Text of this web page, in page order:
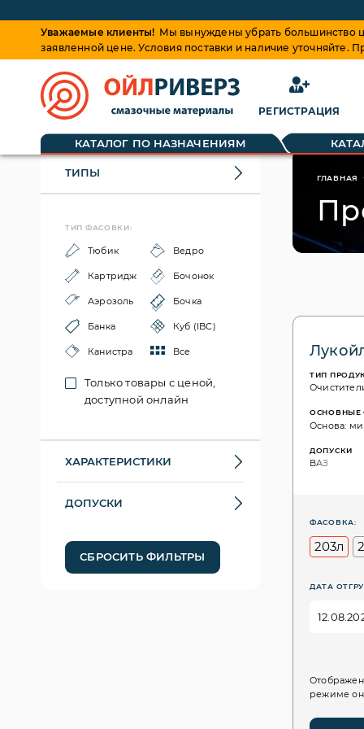
Уважаемые клиенты! Мы вынуждены убрать большинство
заявленной цене. Условия поставки и наличие
РЕГИСТРАЦИЯ
КАТАЛОГ ПО НАЗНАЧЕНИЯМ
ТИПЫ
ТИП ФАСОВКИ:
Тюбик Ведро
Картридж Бочонок
Аэрозоль Бочка
Банка Куб (IBC)
Канистра Все
Только товары с ценой,
доступной онлайн
ХАРАКТЕРИСТИКИ
ДОПУСКИ
СБРОСИТЬ ФИЛЬТРЫ
ГЛАВНАЯ
ТИП
ОСНОВНЫЕ
Основа:
ДОПУСКИ
ВАЗ
ФАСОВКА:
203л
ДАТА
режиме